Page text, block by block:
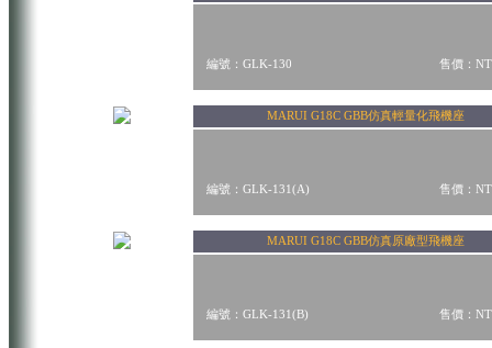
編號：GLK-130 售價：
MARUI G18C GBB仿真輕量化飛機座
編號：GLK-131(A) 售價：
MARUI G18C GBB仿真原廠型飛機座
編號：GLK-131(B) 售價：